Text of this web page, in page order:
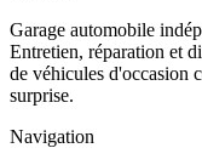
Garage automobile
Entretien, réparation et
de véhicules d'occasion
surprise.
Navigation